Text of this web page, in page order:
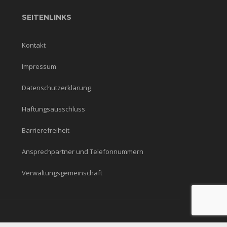
SEITENLINKS
Kontakt
Impressum
Datenschutzerklärung
Haftungsausschluss
Barrierefreiheit
Ansprechpartner und Telefonnummern
Verwaltungsgemeinschaft